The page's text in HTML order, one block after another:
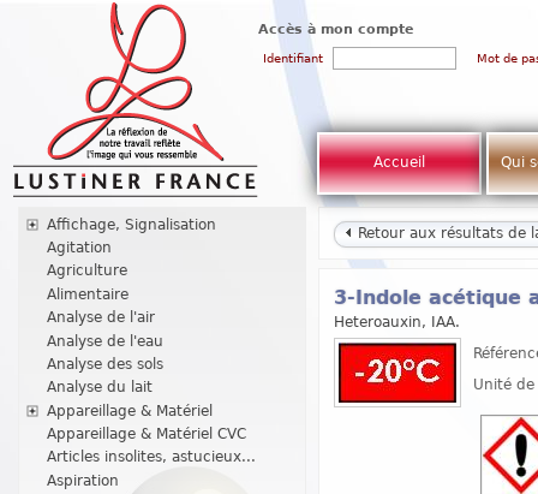
Accès à mon compte
Identifiant Mot de
Accueil Qui
Affichage, Signalisation
Agitation
Agriculture
Alimentaire
Analyse de l'air
Analyse de l'eau
Analyse des sols
Analyse du lait
Appareillage & Matériel
Appareillage & Matériel CVC
Articles insolites, astucieux...
Aspiration
Retour aux résultats de
3-Indole acétique
Heteroauxin, IAA.
Unité